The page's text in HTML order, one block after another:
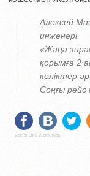
Алексей
инженері
«Жаңа
қорымға 2
көліктер
Соңғы рейс
Social Like WordPress